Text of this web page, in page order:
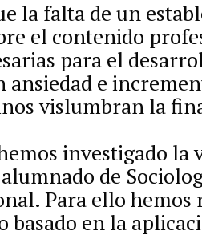
la falta de un
el contenido
para el
ansiedad e
vislumbran la
investigado la
de
Para ello hemos
basado en la